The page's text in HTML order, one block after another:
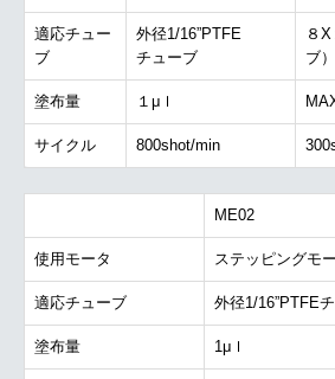
適応チュー
ブ
外径1/16”PTFE
チューブ
８
ブ）
塗布量 １μｌ
サイクル 800shot/min
ME02
使用モータ ステッピングモ
適応チューブ 外径1/16”PTFE
塗布量 1μｌ